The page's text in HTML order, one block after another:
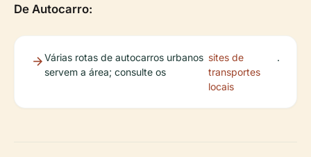
De Autocarro:
Várias rotas de autocarros urbanos
servem a área; consulte os
sites de
transportes
locais
.